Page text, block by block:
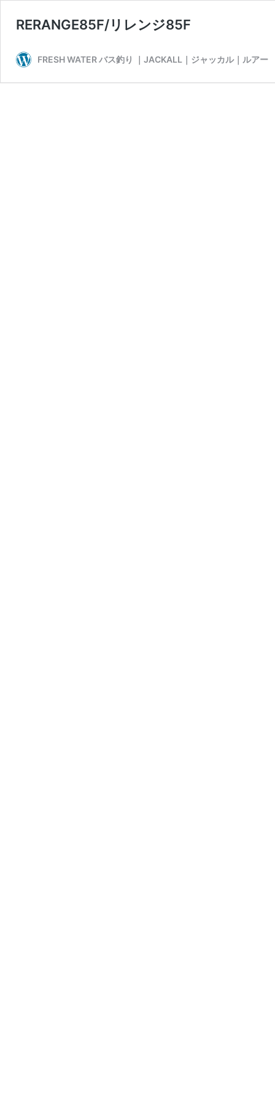
RERANGE85F/リレンジ85F
FRESH WATER バス釣り ｜JACKALL｜ジャッカル｜ルアー